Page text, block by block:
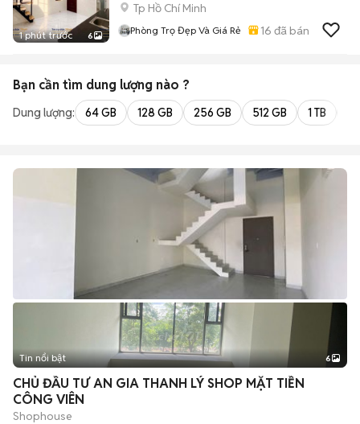
1 phút trước 6
Tp Hồ Chí Minh
Phòng Trọ Đẹp Và Giá Rẻ 16 đã bán
Bạn cần tìm dung lượng nào ?
Dung lượng: 64 GB 128 GB 256 GB 512 GB 1 TB
+2
Tin nổi bật 6
CHỦ ĐẦU TƯ AN GIA THANH LÝ SHOP MẶT TIỀN
CÔNG VIÊN
Shophouse